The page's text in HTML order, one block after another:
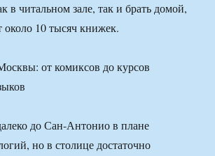
в читальном зале, так и брать домой,
около 10 тысяч книжек.
до Сан-Антонио в плане
но в столице достаточно